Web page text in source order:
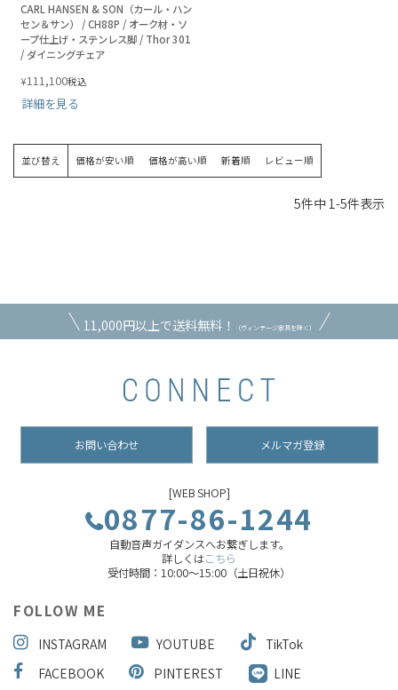
CARL HANSEN & SON（カール・ハン
セン＆サン） / CH88P / オーク材・ソ
ープ仕上げ・ステンレス脚 / Thor 301
/ ダイニングチェア
¥111,100税込
詳細を見る
並び替え 価格が安い順 価格が高い順 新着順 レビュー順
5件中 1-5件表示
11,000円以上で送料無料！ （ヴィンテージ家具を除く）
お問い合わせ メルマガ登録
[WEB SHOP]
0877-86-1244
自動音声ガイダンスへお繋ぎします。
詳しくはこちら
受付時間：10:00～15:00（土日祝休）
FOLLOW ME
INSTAGRAM YOUTUBE
TikTok
FACEBOOK
PINTEREST LINE